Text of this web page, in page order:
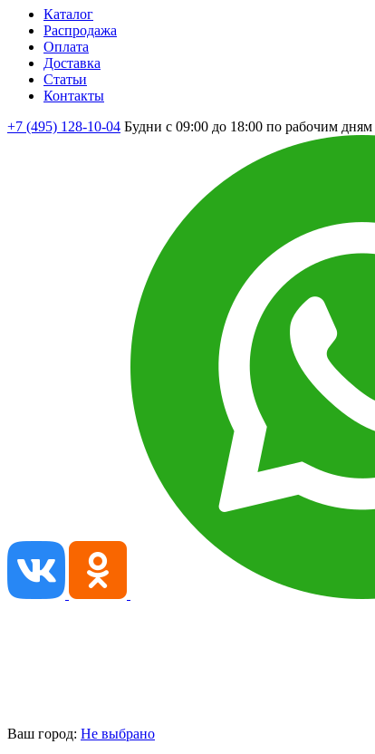
Каталог
Распродажа
Оплата
Доставка
Статьи
Контакты
+7 (495) 128-10-04 Будни с 09:00 до 18:00 по рабочим дням
Ваш город: Не выбрано